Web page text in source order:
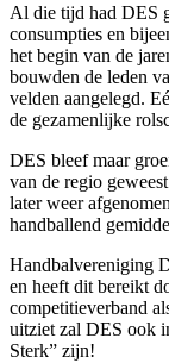
Al die tijd had DES
consumpties en
het begin van de
bouwden de leden
velden aangelegd.
de gezamenlijke
DES bleef maar
van de regio
later weer
handballend
Handbalvereniging
en heeft dit bereikt
competitieverband
uitziet zal DES ook
Sterk” zijn!